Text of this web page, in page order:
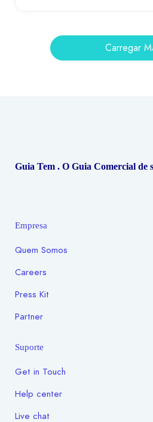
Carregar
Guia Tem . O Guia Comercial de
Empresa
Quem Somos
Careers
Press Kit
Partner
Suporte
Get in Touch
Help center
Live chat